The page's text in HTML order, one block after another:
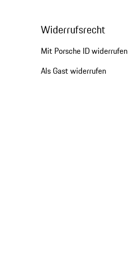
Widerrufsrecht
Mit Porsche ID widerrufen
Als Gast widerrufen